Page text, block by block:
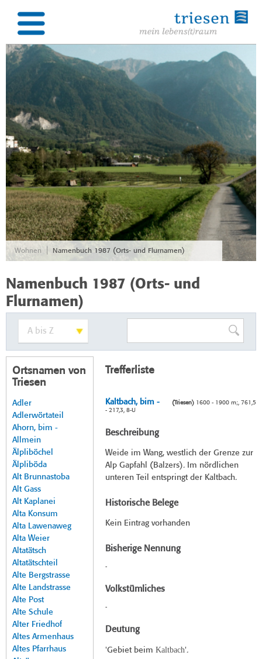
Wohnen Namenbuch 1987 (Orts- und Flurnamen)
Namenbuch 1987 (Orts- und
Flurnamen)
Ortsnamen von
Triesen
Adler
Adlerwörtateil
Ahorn, bim -
Allmein
Älpliböchel
Älpliböda
Alt Brunnastoba
Alt Gass
Alt Kaplanei
Alta Konsum
Alta Lawenaweg
Alta Weier
Altatätsch
Altatätschteil
Alte Bergstrasse
Alte Landstrasse
Alte Post
Alte Schule
Alter Friedhof
Altes Armenhaus
Altes Pfarrhaus
Trefferliste
Kaltbach, bim - (Triesen)1600 - 1900 m;, 761,5
- 217,3, 8-U
Beschreibung
Weide im Wang, westlich der Grenze zur
Alp Gapfahl (Balzers). Im nördlichen
unteren Teil entspringt der Kaltbach.
Historische Belege
Kein Eintrag vorhanden
Bisherige Nennung
-
Volkstümliches
-
Deutung
'Gebiet beim Kaltbach'.